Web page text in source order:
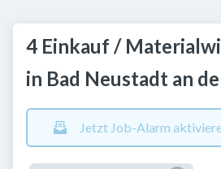
4 Einkauf /
in Bad Neustadt an
Jetzt Job-Alarm